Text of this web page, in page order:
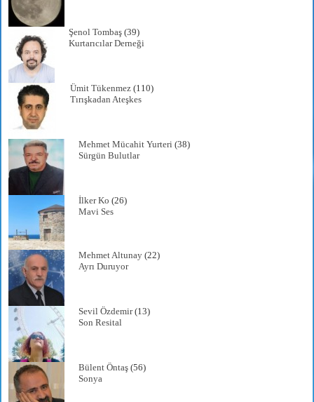
Şenol Tombaş (39)
Kurtarıcılar Derneği
Ümit Tükenmez (110)
Tırışkadan Ateşkes
Mehmet Mücahit Yurteri (38)
Sürgün Bulutlar
İlker Ko (26)
Mavi Ses
Mehmet Altunay (22)
Ayrı Duruyor
Sevil Özdemir(13)
Son Resital
Bülent Öntaş (56)
Sonya